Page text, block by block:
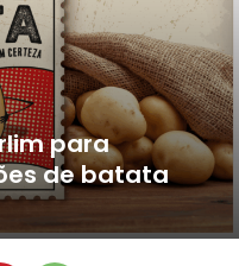
para
de batata